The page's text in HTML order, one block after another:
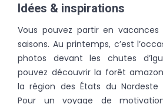
Idées & inspirations
Vous pouvez partir en
saisons. Au printemps, c’est
photos devant les chutes
pouvez découvrir la forêt
la région des États du Nordeste
Pour un voyage de